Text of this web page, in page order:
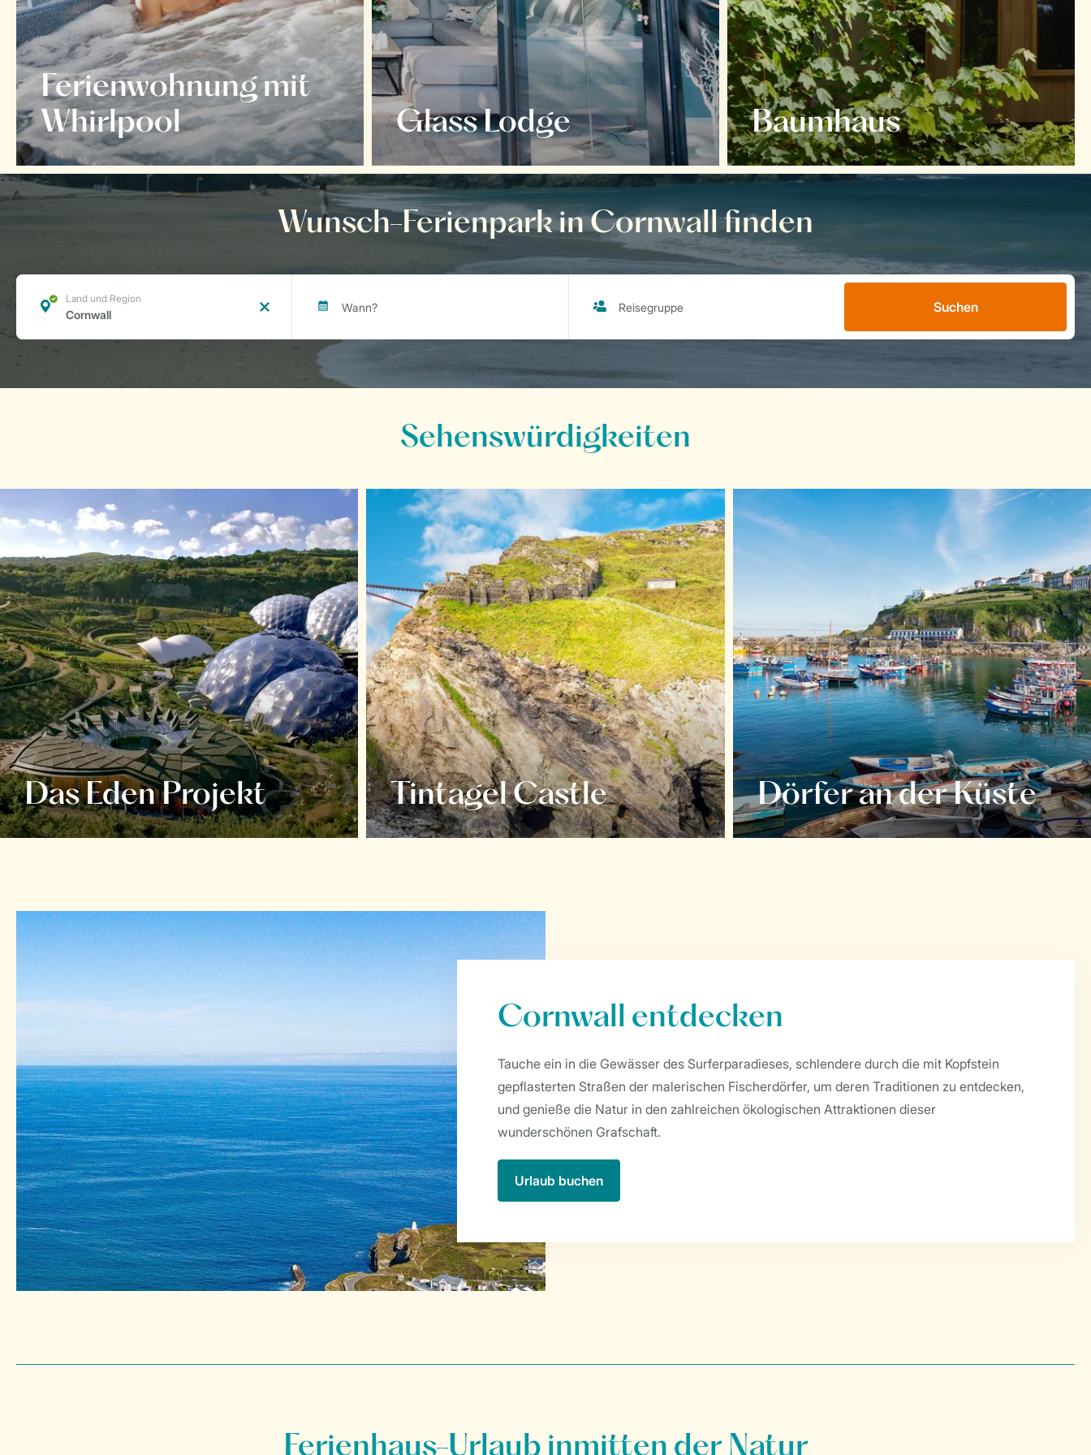
Ferienwohnung mit
Whirlpool
Glass Lodge Baumhaus
Wunsch-Ferienpark in Cornwall finden
Suchen
Sehenswürdigkeiten
Das Eden Projekt Tintagel Castle Dörfer an der Küste
Cornwall entdecken
Tauche ein in die Gewässer des Surferparadieses, schlendere durch die mit Kopfstein
gepflasterten Straßen der malerischen Fischerdörfer, um deren Traditionen zu entdecken,
und genieße die Natur in den zahlreichen ökologischen Attraktionen dieser
wunderschönen Grafschaft.
Urlaub buchen
Ferienhaus-Urlaub inmitten der Natur